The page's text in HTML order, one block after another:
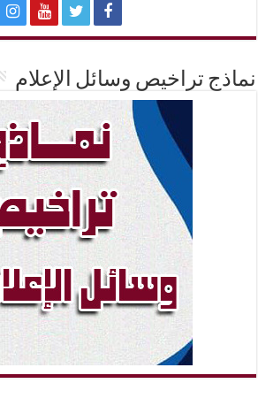
نماذج تراخيص وسائل الإعلام